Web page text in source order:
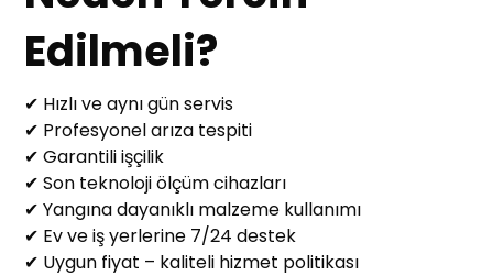
Edilmeli?
✔ Hızlı ve aynı gün servis
✔ Profesyonel arıza tespiti
✔ Garantili işçilik
✔ Son teknoloji ölçüm cihazları
✔ Yangına dayanıklı malzeme kullanımı
✔ Ev ve iş yerlerine 7/24 destek
✔ Uygun fiyat – kaliteli hizmet politikası